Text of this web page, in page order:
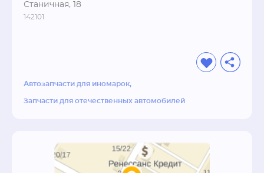
Станичная, 18
142101
Автозапчасти для иномарок
Запчасти для отечественных автомобилей